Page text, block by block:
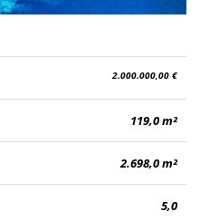
2.000.000,00 €
119,0 m²
2.698,0 m²
5,0